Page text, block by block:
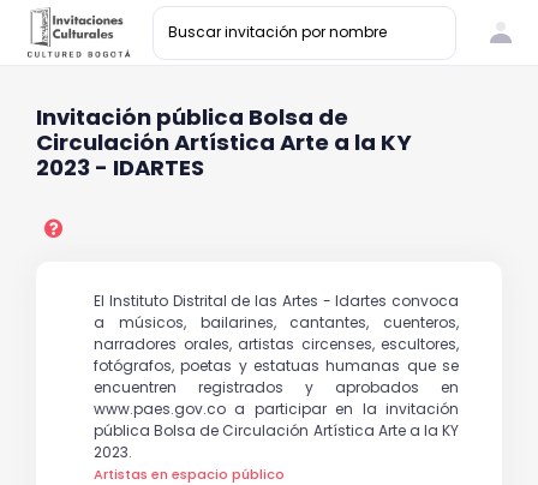
Invitación pública Bolsa de
Circulación Artística Arte a la KY
2023 - IDARTES
El Instituto Distrital de las Artes - Idartes convoca
a músicos, bailarines, cantantes, cuenteros,
narradores orales, artistas circenses, escultores,
fotógrafos, poetas y estatuas humanas que se
encuentren registrados y aprobados en
www.paes.gov.co a participar en la invitación
pública Bolsa de Circulación Artística Arte a la KY
2023.
Artistas en espacio público